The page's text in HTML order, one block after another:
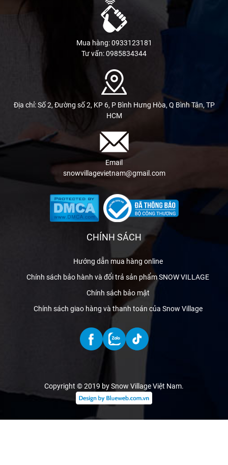
Mua hàng: 0933123181
Tư vấn: 0985834344
Địa chỉ: Số 2, Đường số 2, KP 6, P Bình Hưng Hòa, Q Bình Tân, TP
HCM
Email
snowvillagevietnam@gmail.com
CHÍNH SÁCH
Hướng dẫn mua hàng online
Chính sách bảo hành và đổi trả sản phẩm SNOW VILLAGE
Chính sách bảo mật
Chính sách giao hàng và thanh toán của Snow Village
Copyright © 2019 by Snow Village Việt Nam.